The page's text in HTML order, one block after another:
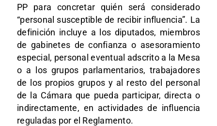
PP para concretar quién será considerado
“personal susceptible de recibir influencia”. La
definición incluye a los diputados, miembros
de gabinetes de confianza o asesoramiento
especial, personal eventual adscrito a la Mesa
o a los grupos parlamentarios, trabajadores
de los propios grupos y al resto del personal
de la Cámara que pueda participar, directa o
indirectamente, en actividades de influencia
reguladas por el Reglamento.